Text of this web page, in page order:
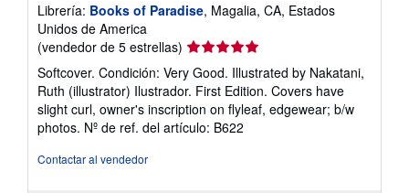
Librería: Books of Paradise, Magalia, CA, Estados
Unidos de America
(vendedor de 5 estrellas) Calificación
del
vendedor:
5
de
5
Softcover. Condición: Very Good. Illustrated by Nakatani,
Ruth (illustrator) Ilustrador. First Edition. Covers have
slight curl, owner's inscription on flyleaf, edgewear; b/w
photos. Nº de ref. del artículo: B622
Contactar al vendedor